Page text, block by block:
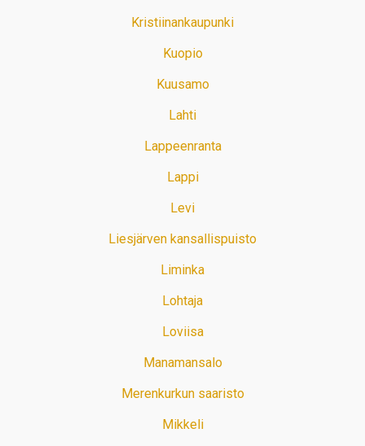
Kristiinankaupunki
Kuopio
Kuusamo
Lahti
Lappeenranta
Lappi
Levi
Liesjärven kansallispuisto
Liminka
Lohtaja
Loviisa
Manamansalo
Merenkurkun saaristo
Mikkeli